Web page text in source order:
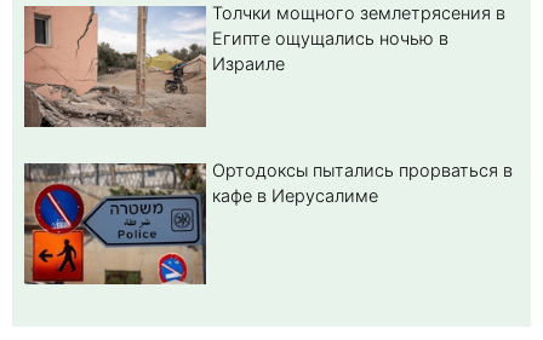
Толчки мощного землетрясения в
Египте ощущались ночью в
Израиле
Ортодоксы пытались прорваться в
кафе в Иерусалиме